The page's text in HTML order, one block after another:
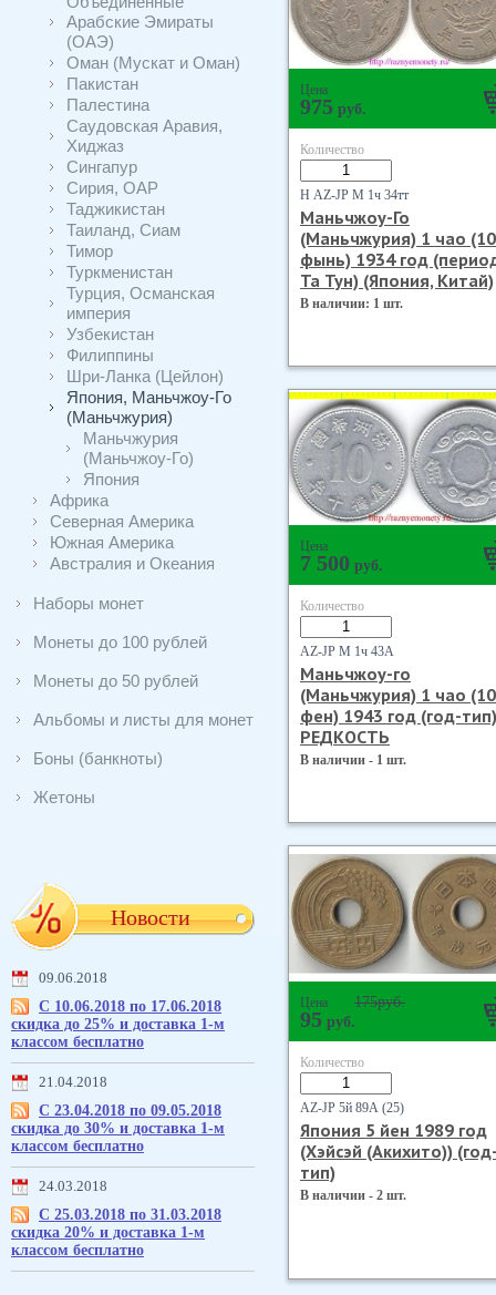
Арабские Эмираты
(ОАЭ)
Оман (Мускат и Оман)
Пакистан
Палестина
Саудовская Аравия,
Хиджаз
Сингапур
Сирия, ОАР
Таджикистан
Таиланд, Сиам
Тимор
Туркменистан
Турция, Османская
империя
Узбекистан
Филиппины
Шри-Ланка (Цейлон)
Япония, Маньчжоу-Го
(Маньчжурия)
Маньчжурия
(Маньчжоу-Го)
Япония
Африка
Северная Америка
Южная Америка
Австралия и Океания
Наборы монет
Монеты до 100 рублей
Монеты до 50 рублей
Альбомы и листы для монет
Боны (банкноты)
Жетоны
Новости
09.06.2018
С 10.06.2018 по 17.06.2018
скидка до 25% и доставка 1-м
классом бесплатно
21.04.2018
С 23.04.2018 по 09.05.2018
скидка до 30% и доставка 1-м
классом бесплатно
24.03.2018
С 25.03.2018 по 31.03.2018
скидка 20% и доставка 1-м
классом бесплатно
Цена
975 руб.
Количество
Н AZ-JP М 1ч 34тт
Маньчжоу-Го
(Маньчжурия) 1 чао (10
фынь) 1934 год
Та Тун) (Япония, Китай)
В наличии: 1 шт.
Цена
7 500 руб.
Количество
AZ-JP М 1ч 43А
Маньчжоу-го
(Маньчжурия) 1 чао (10
фен) 1943 год (год-
РЕДКОСТЬ
В наличии - 1 шт.
Цена 175руб.
95 руб.
Количество
AZ-JP 5й 89А (25)
Япония 5 йен 1989 год
(Хэйсэй (Акихито))
тип)
В наличии - 2 шт.